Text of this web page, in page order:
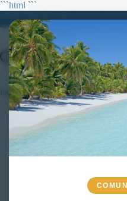
```html ```
contenuto
imputato in procedimento penale